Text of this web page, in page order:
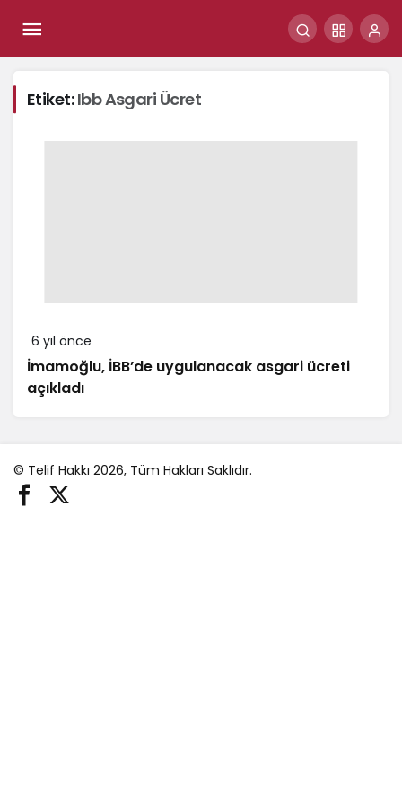
Etiket:Ibb Asgari Ücret
6 yıl önce
İmamoğlu, İBB’de uygulanacak asgari ücreti
açıkladı
© Telif Hakkı 2026, Tüm Hakları Saklıdır.